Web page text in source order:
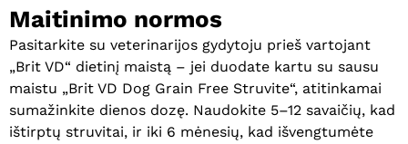
Maitinimo normos
Pasitarkite su veterinarijos gydytoju prieš vartojant
„Brit VD“ dietinį maistą – jei duodate kartu su sausu
maistu „Brit VD Dog Grain Free Struvite“, atitinkamai
sumažinkite dienos dozę. Naudokite 5–12 savaičių, kad
ištirptų struvitai, ir iki 6 mėnesių, kad išvengtumėte